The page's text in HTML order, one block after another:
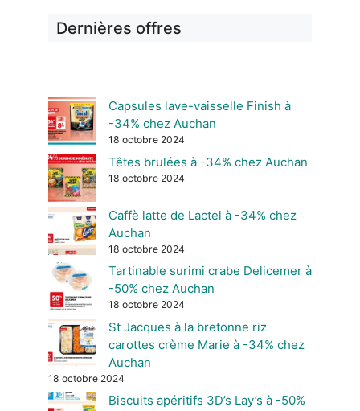
Dernières offres
Capsules lave-vaisselle Finish à
-34% chez Auchan
18 octobre 2024
Têtes brulées à -34% chez Auchan
18 octobre 2024
Caffè latte de Lactel à -34% chez
Auchan
18 octobre 2024
Tartinable surimi crabe Delicemer à
-50% chez Auchan
18 octobre 2024
St Jacques à la bretonne riz
carottes crème Marie à -34% chez
Auchan
18 octobre 2024
Biscuits apéritifs 3D’s Lay’s à -50%